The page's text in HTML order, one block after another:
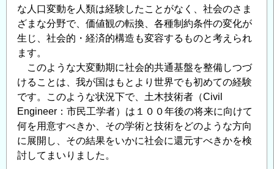
な人口変動を人類は経験したことがなく、社会のさま
ざまな分野で、価値観の転換、各種制約条件の変化が
生じ、社会的・経済的構造も変容するものと考えられ
ます。
このような大変動期に社会的共通基盤を整備しつづ
けることは、我が国はもとより世界でも初めての経験
です。このような状況下で、土木技術者（Civil
Engineer：市民工学者）は１００年後の将来に向けて
何を用意すべきか、その学術と技術をどのような方向
に展開し、その結果をいかに社会に還元すべきかを検
討してまいりました。